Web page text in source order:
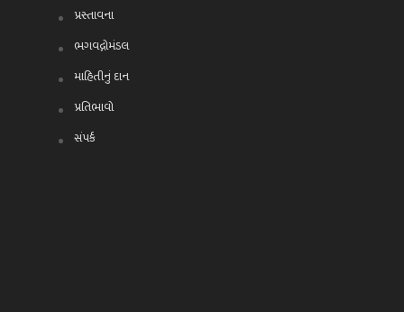
પ્રસ્તાવના
ભગવદ્ગોમંડલ
માહિતીનું દાન
પ્રતિભાવો
સંપર્ક